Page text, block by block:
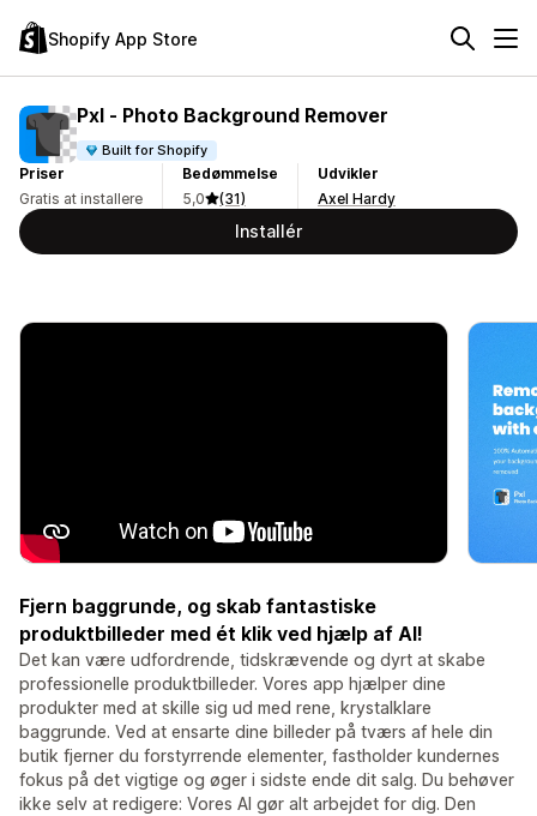
Shopify App Store
Pxl ‑ Photo Background Remover
Built for Shopify
Priser
Gratis at installere
Bedømmelse
5,0
(31)
Udvikler
Axel Hardy
Installér
Fjern baggrunde, og skab fantastiske
produktbilleder med ét klik ved hjælp af AI!
Det kan være udfordrende, tidskrævende og dyrt at skabe
professionelle produktbilleder. Vores app hjælper dine
produkter med at skille sig ud med rene, krystalklare
baggrunde. Ved at ensarte dine billeder på tværs af hele din
butik fjerner du forstyrrende elementer, fastholder kundernes
fokus på det vigtige og øger i sidste ende dit salg. Du behøver
ikke selv at redigere: Vores AI gør alt arbejdet for dig. Den